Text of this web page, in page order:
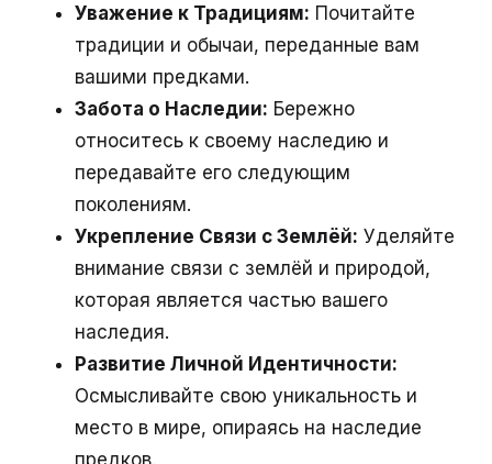
Уважение к Традициям: Почитайте
традиции и обычаи, переданные вам
вашими предками.
Забота о Наследии: Бережно
относитесь к своему наследию и
передавайте его следующим
поколениям.
Укрепление Связи с Землёй: Уделяйте
внимание связи с землёй и природой,
которая является частью вашего
наследия.
Развитие Личной Идентичности:
Осмысливайте свою уникальность и
место в мире, опираясь на наследие
предков.